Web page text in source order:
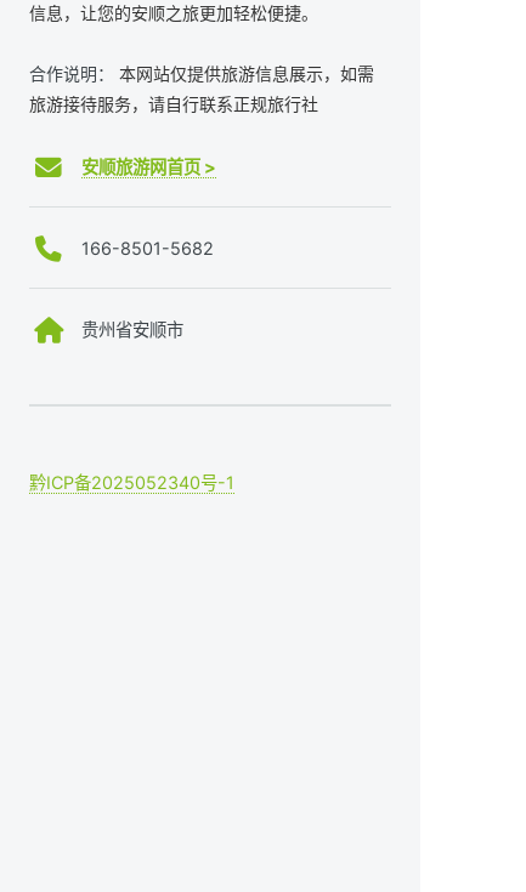
信息，让您的安顺之旅更加轻松便捷。
合作说明：
本网站仅提供旅游信息展示，如需
旅游接待服务，请自行联系正规旅行社
安顺旅游网首页 >
166-8501-5682
贵州省安顺市
黔ICP备2025052340号-1